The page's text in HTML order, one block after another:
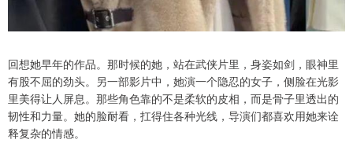
回想她早年的作品。那时候的她，站在武侠片里，身姿如剑，眼神里
有股不屈的劲头。另一部影片中，她演一个隐忍的女子，侧脸在光影
里美得让人屏息。那些角色靠的不是柔软的皮相，而是骨子里透出的
韧性和力量。她的脸耐看，扛得住各种光线，导演们都喜欢用她来诠
释复杂的情感。